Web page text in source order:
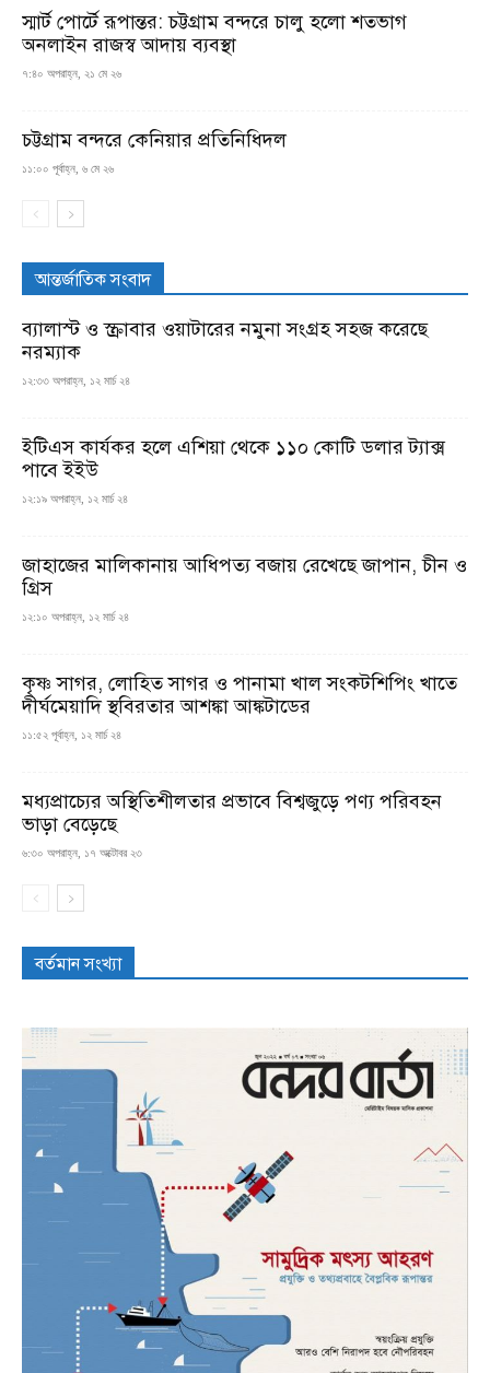
স্মার্ট পোর্টে রূপান্তর: চট্টগ্রাম বন্দরে চালু হলো শতভাগ
অনলাইন রাজস্ব আদায় ব্যবস্থা
৭:৪০ অপরাহ্ন, ২১ মে ২৬
চট্টগ্রাম বন্দরে কেনিয়ার প্রতিনিধিদল
১১:০০ পূর্বাহ্ন, ৬ মে ২৬
আন্তর্জাতিক সংবাদ
ব্যালাস্ট ও স্ক্রাবার ওয়াটারের নমুনা সংগ্রহ সহজ করেছে
নরম্যাক
১২:৩৩ অপরাহ্ন, ১২ মার্চ ২৪
ইটিএস কার্যকর হলে এশিয়া থেকে ১১০ কোটি ডলার ট্যাক্স
পাবে ইইউ
১২:১৯ অপরাহ্ন, ১২ মার্চ ২৪
জাহাজের মালিকানায় আধিপত্য বজায় রেখেছে জাপান, চীন ও
গ্রিস
১২:১০ অপরাহ্ন, ১২ মার্চ ২৪
কৃষ্ণ সাগর, লোহিত সাগর ও পানামা খাল সংকটশিপিং খাতে
দীর্ঘমেয়াদি স্থবিরতার আশঙ্কা আঙ্কটাডের
১১:৫২ পূর্বাহ্ন, ১২ মার্চ ২৪
মধ্যপ্রাচ্যের অস্থিতিশীলতার প্রভাবে বিশ্বজুড়ে পণ্য পরিবহন
ভাড়া বেড়েছে
৬:৩০ অপরাহ্ন, ১৭ অক্টোবর ২৩
বর্তমান সংখ্যা